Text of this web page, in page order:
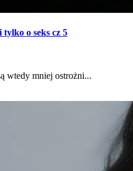
tylko o seks cz 5
wtedy mniej ostrożni...